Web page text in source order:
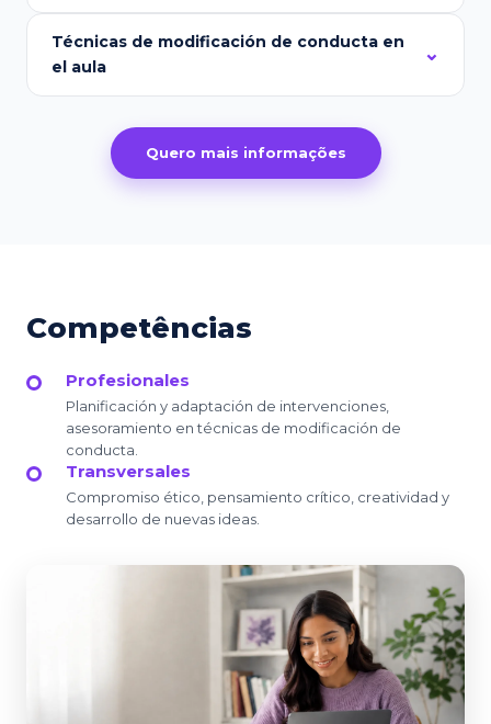
Técnicas de modificación de conducta en
el aula
Quero mais informações
Competências
Profesionales
Planificación y adaptación de intervenciones,
asesoramiento en técnicas de modificación de
conducta.
Transversales
Compromiso ético, pensamiento crítico, creatividad y
desarrollo de nuevas ideas.